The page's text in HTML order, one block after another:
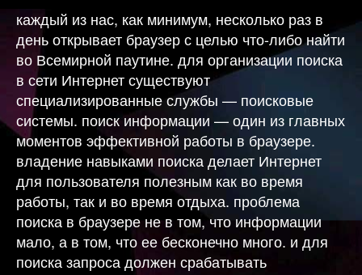
каждый из нас, как минимум, несколько раз в
день открывает браузер с целью что-либо найти
во Всемирной паутине. для организации поиска
в сети Интернет существуют
специализированные службы — поисковые
системы. поиск информации — один из главных
моментов эффективной работы в браузере.
владение навыками поиска делает Интернет
для пользователя полезным как во время
работы, так и во время отдыха. проблема
поиска в браузере не в том, что информации
мало, а в том, что ее бесконечно много. и для
поиска запроса должен срабатывать